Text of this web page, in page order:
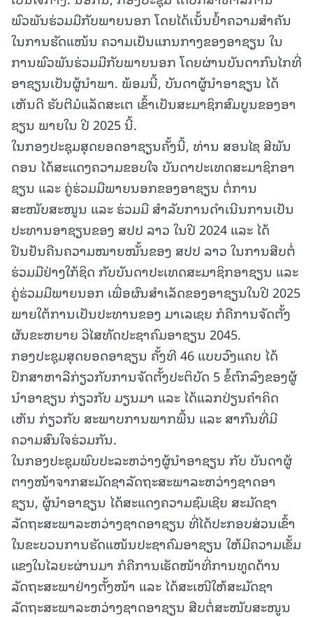
ພົວພັນຮ່ວມມືກັບພາຍນອກ ໂດຍໄດ້ເນັ້ນຢໍ້າຄວາມສຳຄັນ
ໃນການຮັດແໜ້ນ ຄວາມເປັນແກນກາງຂອງອາຊຽນ ໃນ
ການພົວພັນຮ່ວມມືກັບພາຍນອກ ໂດຍຜ່ານບັນດາກົນໄກທີ່
ອາຊຽນເປັນຜູ້ນໍາພາ. ພ້ອມນີ້, ບັນດາຜູ້ນໍາອາຊຽນ ໄດ້
ເຫັນດີ ຮັບຕີມໍແລັດສະເຕ ເຂົ້າເປັນສະມາຊິກສົມບູນຂອງອາ
ຊຽນ ພາຍໃນ ປີ 2025 ນີ້.
ໃນກອງປະຊຸມສຸດຍອດອາຊຽນຄັ້ງນີ້, ທ່ານ ສອນໄຊ ສີພັນ
ດອນ ໄດ້ສະແດງຄວາມຂອບໃຈ ບັນດາປະເທດສະມາຊິກອາ
ຊຽນ ແລະ ຄູ່ຮ່ວມມືພາຍນອກຂອງອາຊຽນ ຕໍ່ການ
ສະໜັບສະໜູນ ແລະ ຮ່ວມມື ສຳລັບການດຳເນີນການເປັນ
ປະທານອາຊຽນຂອງ ສປປ ລາວ ໃນປີ 2024 ແລະ ໄດ້
ຢືນຢັນຄືນຄວາມໝາຍໝັ້ນຂອງ ສປປ ລາວ ໃນການສືບຕໍ່
ຮ່ວມມືຢ່າງໃກ້ຊິດ ກັບບັນດາປະເທດສະມາຊິກອາຊຽນ ແລະ
ຄູ່ຮ່ວມມືພາຍນອກ ເພື່ອຜົນສໍາເລັດຂອງອາຊຽນໃນປີ 2025
ພາຍໃຕ້ການເປັນປະທານຂອງ ມາເລເຊຍ ກໍຄືການຈັດຕັ້ງ
ຜັນຂະຫຍາຍ ວິໄສທັດປະຊາຄົມອາຊຽນ 2045.
ກອງປະຊຸມສຸດຍອດອາຊຽນ ຄັ້ງທີ 46 ແບບວົງແຄບ ໄດ້
ປຶກສາຫາລືກ່ຽວກັບການຈັດຕັ້ງປະຕິບັດ 5 ຂໍ້ຕົກລົງຂອງຜູ້
ນໍາອາຊຽນ ກ່ຽວກັບ ມຽນມາ ແລະ ໄດ້ແລກປ່ຽນຄໍາຄິດ
ເຫັນ ກ່ຽວກັບ ສະພາບການພາກພື້ນ ແລະ ສາກົນທີ່ມີ
ຄວາມສົນໃຈຮ່ວມກັນ.
ໃນກອງປະຊຸມພົບປະລະຫວ່າງຜູ້ນໍາອາຊຽນ ກັບ ບັນດາຜູ້
ຕາງໜ້າຈາກສະມັດຊາລັດຖະສະພາລະຫວ່າງຊາດອາ
ຊຽນ, ຜູ້ນໍາອາຊຽນ ໄດ້ສະແດງຄວາມຊົມເຊີຍ ສະມັດຊາ
ລັດຖະສະພາລະຫວ່າງຊາດອາຊຽນ ທີ່ໄດ້ປະກອບສ່ວນເຂົ້າ
ໃນຂະບວນການຮັດແໜ້ນປະຊາຄົມອາຊຽນ ໃຫ້ມີຄວາມເຂັ້ມ
ແຂງໃນໄລຍະຜ່ານມາ ກໍຄືການເຮັດໜ້າທີ່ການທູດດ້ານ
ລັດຖະສະພາຢ່າງຕັ້ງໜ້າ ແລະ ໄດ້ສະເໜີໃຫ້ສະມັດຊາ
ລັດຖະສະພາລະຫວ່າງຊາດອາຊຽນ ສືບຕໍ່ສະໜັບສະໜູນ